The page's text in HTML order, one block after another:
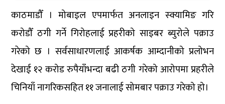
काठमाडौँ । मोबाइल एपमार्फत अनलाइन स्क्यामिङ गरि
करोडौँ ठगी गर्ने गिरोहलाई प्रहरीको साइबर ब्युरोले पक्राउ
गरेको छ । सर्वसाधारणलाई आकर्षक आम्दानीको प्रलोभन
देखाई १२ करोड रुपैयाँभन्दा बढी ठगी गरेको आरोपमा प्रहरीले
चिनियाँ नागरिकसहित ११ जनालाई सोमबार पक्राउ गरेको हो।